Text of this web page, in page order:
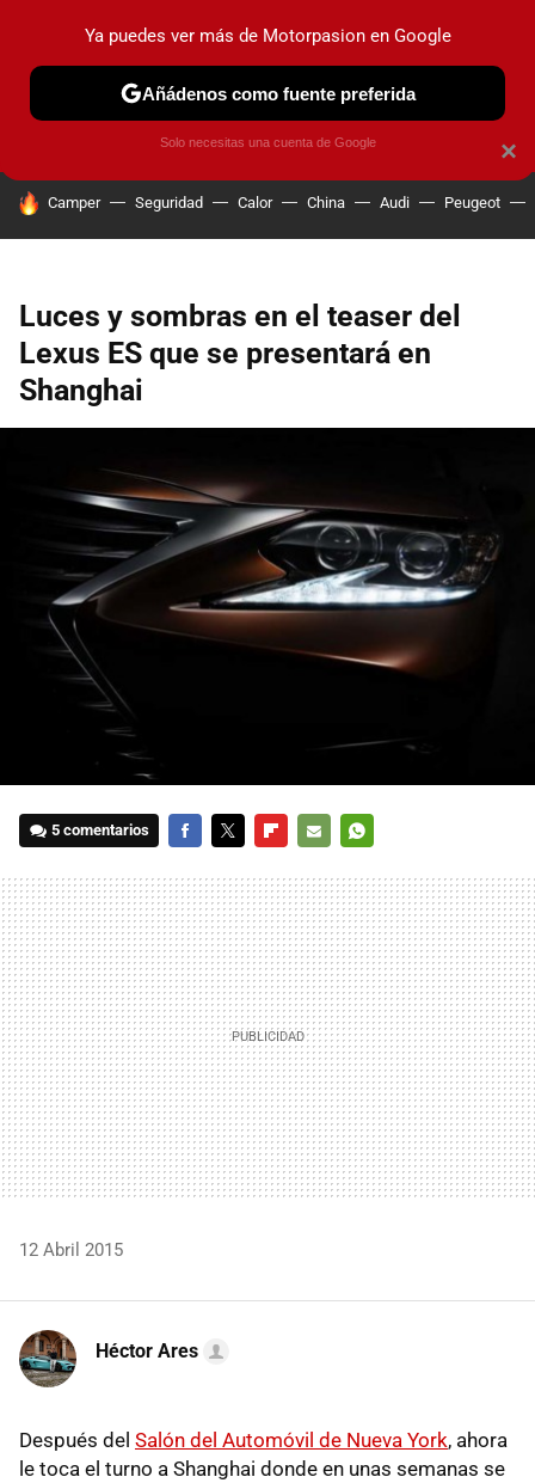
PRUEBAS COCHES ELÉCTRICOS OBSERVATORIO
HOY SE HABLA DE
Camper Seguridad Calor China Audi Peugeot
Luces y sombras en el teaser del
Lexus ES que se presentará en
Shanghai
5 comentarios
MAIL
12 Abril 2015
Héctor Ares
Después del Salón del Automóvil de Nueva York, ahora
le toca el turno a Shanghai donde en unas semanas se
×
Ya puedes ver más de Motorpasion en Google
Añádenos como fuente preferida
Solo necesitas una cuenta de Google